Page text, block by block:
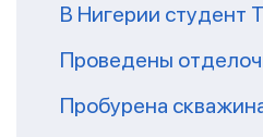
В Нигерии студент
Проведены
Пробурена